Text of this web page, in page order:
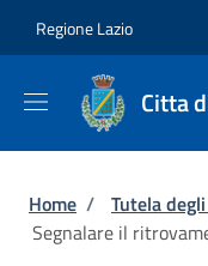
Regione Lazio
Citta
Briciole di
Home / Tutela
Segnalare il